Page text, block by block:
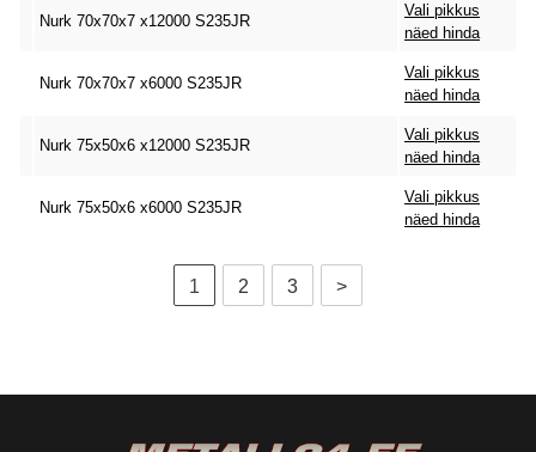
Nurk 70x70x7 x12000 S235JR
Vali pikkus
näed hinda
Nurk 70x70x7 x6000 S235JR
Vali pikkus
näed hinda
Nurk 75x50x6 x12000 S235JR
Vali pikkus
näed hinda
Nurk 75x50x6 x6000 S235JR
Vali pikkus
näed hinda
1 2 3 >